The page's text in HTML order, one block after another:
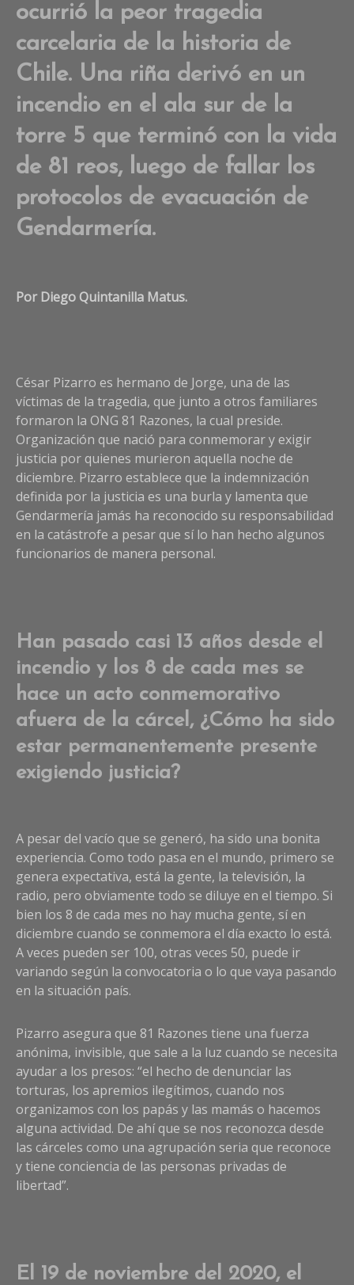
ocurrió la peor tragedia
carcelaria de la historia de
Chile. Una riña derivó en un
incendio en el ala sur de la
torre 5 que terminó con la vida
de 81 reos, luego de fallar los
protocolos de evacuación de
Gendarmería.
Por Diego Quintanilla Matus.
César Pizarro es hermano de Jorge, una de las
víctimas de la tragedia, que junto a otros familiares
formaron la ONG 81 Razones, la cual preside.
Organización que nació para conmemorar y exigir
justicia por quienes murieron aquella noche de
diciembre. Pizarro establece que la indemnización
definida por la justicia es una burla y lamenta que
Gendarmería jamás ha reconocido su responsabilidad
en la catástrofe a pesar que sí lo han hecho algunos
funcionarios de manera personal.
Han pasado casi 13 años desde el
incendio y los 8 de cada mes se
hace un acto conmemorativo
afuera de la cárcel, ¿Cómo ha sido
estar permanentemente presente
exigiendo justicia?
A pesar del vacío que se generó, ha sido una bonita
experiencia. Como todo pasa en el mundo, primero se
genera expectativa, está la gente, la televisión, la
radio, pero obviamente todo se diluye en el tiempo. Si
bien los 8 de cada mes no hay mucha gente, sí en
diciembre cuando se conmemora el día exacto lo está.
A veces pueden ser 100, otras veces 50, puede ir
variando según la convocatoria o lo que vaya pasando
en la situación país.
Pizarro asegura que 81 Razones tiene una fuerza
anónima, invisible, que sale a la luz cuando se necesita
ayudar a los presos: “el hecho de denunciar las
torturas, los apremios ilegítimos, cuando nos
organizamos con los papás y las mamás o hacemos
alguna actividad. De ahí que se nos reconozca desde
las cárceles como una agrupación seria que reconoce
y tiene conciencia de las personas privadas de
libertad”.
El 19 de noviembre del 2020, el